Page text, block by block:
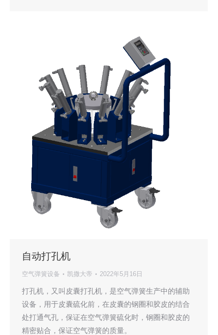
自动打孔机
空气弹簧设备 凯撒大帝 2022年5月16日
打孔机，又叫皮囊打孔机，是空气弹簧生产中的辅助
设备，用于皮囊硫化前，在皮囊的钢圈和胶皮的结合
处打通气孔，保证在空气弹簧硫化时，钢圈和胶皮的
精密贴合，保证空气弹簧的质量。